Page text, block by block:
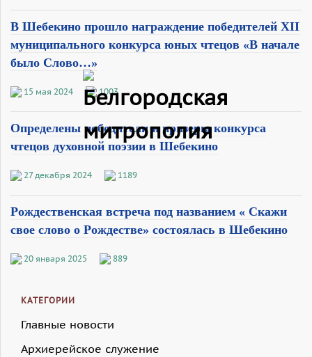
В Шебекино прошло награждение победителей XII
муниципального конкурса юных чтецов «В начале
было Слово…»
15 мая 2024 1003
Определены победители и призеры конкурса
чтецов духовной поэзии в Шебекино
27 декабря 2024 1189
Рождественская встреча под названием « Скажи
свое слово о Рождестве» состоялась в Шебекино
20 января 2025 889
КАТЕГОРИИ
Главные новости
Архиерейское служение